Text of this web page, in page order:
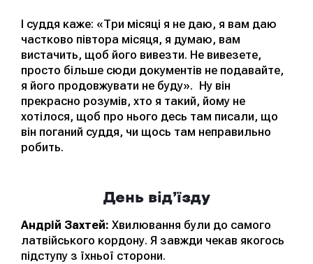
І суддя каже: «Три місяці я не даю, я вам даю
частково півтора місяця, я думаю, вам
вистачить, щоб його вивезти. Не вивезете,
просто більше сюди документів не подавайте,
я його продовжувати не буду». Ну він
прекрасно розумів, хто я такий, йому не
хотілося, щоб про нього десь там писали, що
він поганий суддя, чи щось там неправильно
робить.
День від’їзду
Андрій Захтей: Хвилювання були до самого
латвійського кордону. Я завжди чекав якогось
підступу з їхньої сторони.